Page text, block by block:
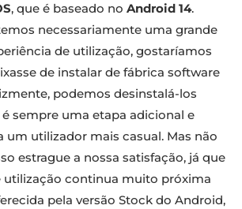
Xiaomi 14T
, que é baseado no Android 14.
necessariamente uma grande
de utilização, gostaríamos
de instalar de fábrica software
podemos desinstalá-los
sempre uma etapa adicional e
um utilizador mais casual. Mas não
estrague a nossa satisfação, já que
utilização continua muito próxima
pela versão Stock do Android,